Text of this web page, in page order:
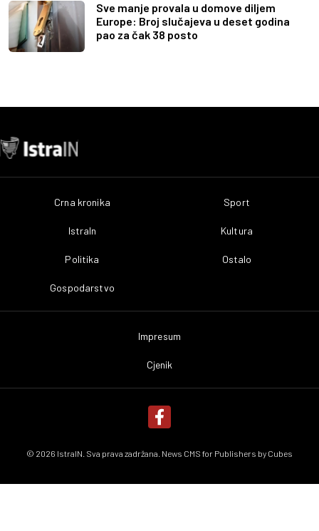
Sve manje provala u domove diljem
Europe: Broj slučajeva u deset godina
pao za čak 38 posto
Crna kronika
IstraIn
Politika
Gospodarstvo
Sport
Kultura
Ostalo
Impresum
Cjenik
© 2026 IstraIN. Sva prava zadržana. News CMS for Publishers by Cubes